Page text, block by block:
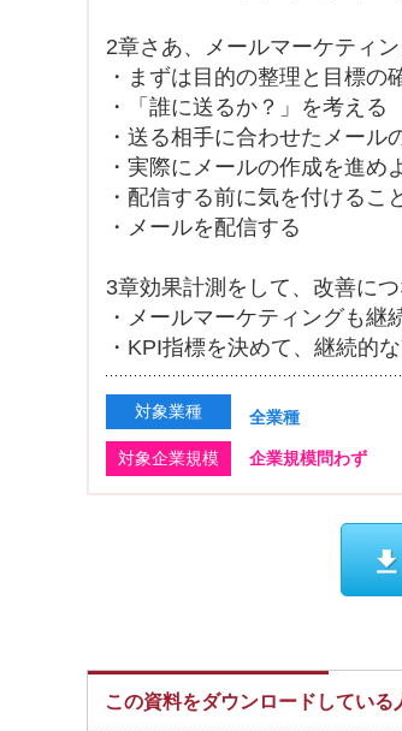
2章さあ、メールマーケティン
・まずは目的の整理と目標の
・「誰に送るか？」を考える
・送る相手に合わせたメール
・実際にメールの作成を進め
・配信する前に気を付けるこ
・メールを配信する
3章効果計測をして、改善につ
・メールマーケティングも継
・KPI指標を決めて、継続的
対象業種 全業種
対象企業規模 企業規模問わず
この資料をダウンロードしてい